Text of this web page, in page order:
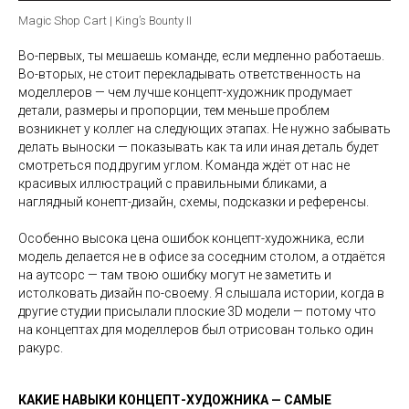
Magic Shop Cart | King’s Bounty II
Во-первых, ты мешаешь команде, если медленно работаешь.
Во-вторых, не стоит перекладывать ответственность на
моделлеров — чем лучше концепт-художник продумает
детали, размеры и пропорции, тем меньше проблем
возникнет у коллег на следующих этапах. Не нужно забывать
делать выноски — показывать как та или иная деталь будет
смотреться под другим углом. Команда ждёт от нас не
красивых иллюстраций с правильными бликами, а
наглядный конепт-дизайн, схемы, подсказки и референсы.
Особенно высока цена ошибок концепт-художника, если
модель делается не в офисе за соседним столом, а отдаётся
на аутсорс — там твою ошибку могут не заметить и
истолковать дизайн по-своему. Я слышала истории, когда в
другие студии присылали плоские 3D модели — потому что
на концептах для моделлеров был отрисован только один
ракурс.
КАКИЕ НАВЫКИ КОНЦЕПТ-ХУДОЖНИКА — САМЫЕ